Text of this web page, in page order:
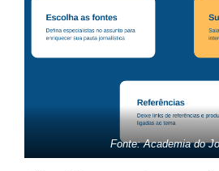
Fonte: Academia do